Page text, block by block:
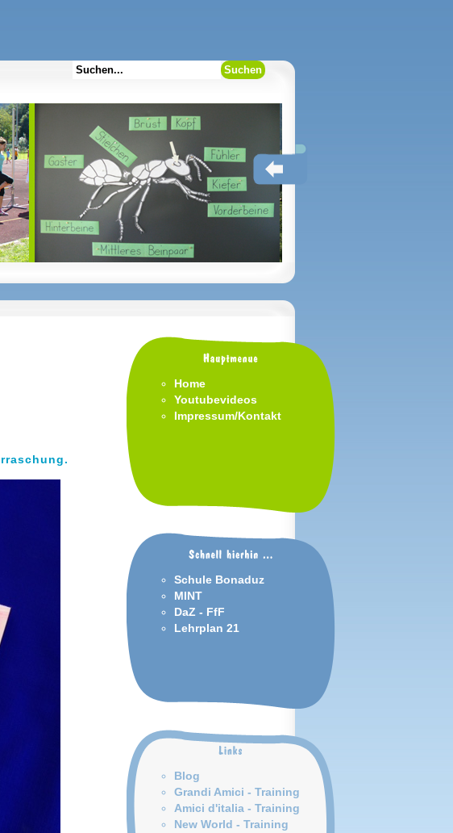
Home
Youtubevideos
Impressum/Kontakt
Schule Bonaduz
MINT
DaZ - FfF
Lehrplan 21
Blog
Grandi Amici - Training
Amici d'italia - Training
New World - Training